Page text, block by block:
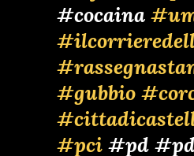
#cocaina
#gubbio
#pci #pd